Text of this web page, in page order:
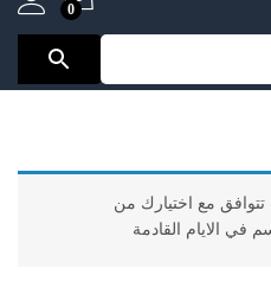
0
تتوافق مع اختيارك من
في الايام القادمة